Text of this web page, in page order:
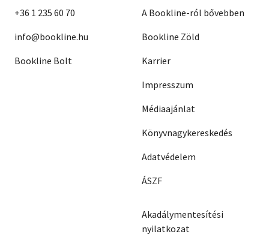
+36 1 235 60 70
info@bookline.hu
Bookline Bolt
A Bookline-ról bővebben
Bookline Zöld
Karrier
Impresszum
Médiaajánlat
Könyvnagykereskedés
Adatvédelem
ÁSZF
Akadálymentesítési
nyilatkozat